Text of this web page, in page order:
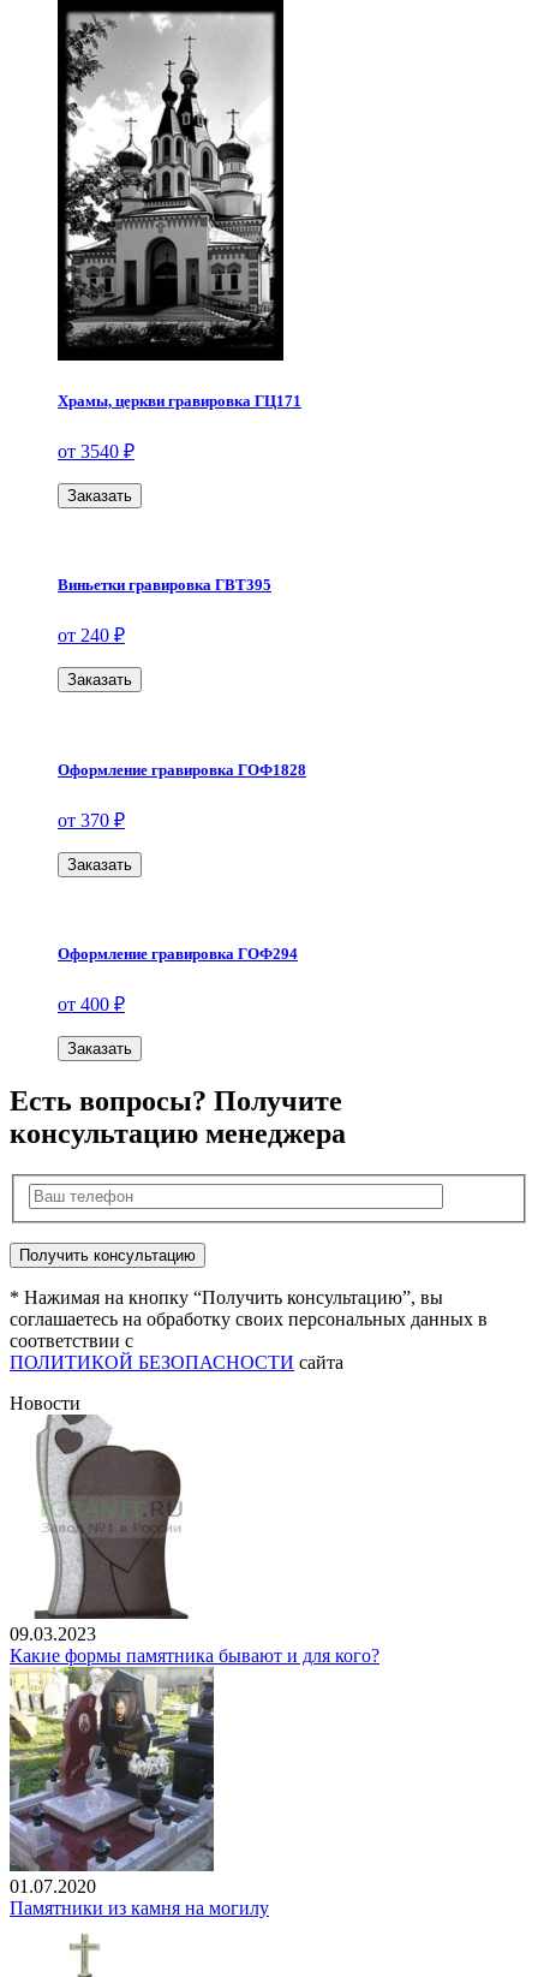
Храмы, церкви гравировка ГЦ171
от 3540 ₽
Заказать
Виньетки гравировка ГВТ395
от 240 ₽
Заказать
Оформление гравировка ГОФ1828
от 370 ₽
Заказать
Оформление гравировка ГОФ294
от 400 ₽
Заказать
Есть вопросы? Получите
консультацию менеджера
* Нажимая на кнопку “Получить консультацию”, вы
соглашаетесь на обработку своих персональных данных в
соответствии с
ПОЛИТИКОЙ БЕЗОПАСНОСТИ сайта
Новости
09.03.2023
Какие формы памятника бывают и для кого?
01.07.2020
Памятники из камня на могилу